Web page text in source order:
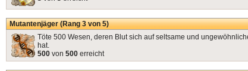
Mutantenjäger (Rang 3 von 5)
Töte 500 Wesen, deren Blut sich auf seltsame und
hat.
500 von 500 erreicht